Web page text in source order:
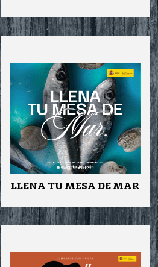
LLENA TU MESA DE MAR